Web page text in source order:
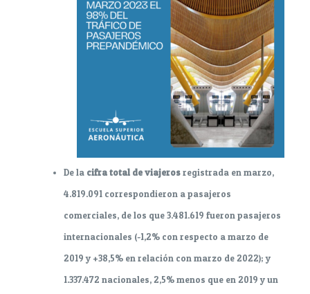
De lacifra total de viajerosregistrada en marzo,
4.819.091 correspondieron a pasajeros
comerciales, de los que 3.481.619 fueron pasajeros
internacionales (-1,2% con respecto a marzo de
2019 y +38,5% en relación con marzo de 2022); y
1.337.472 nacionales, 2,5% menos que en 2019 y un